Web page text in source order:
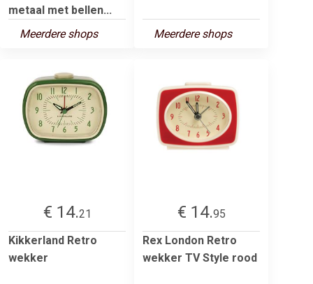
metaal met bellen...
Meerdere shops
Meerdere shops
€ 14.21
Kikkerland Retro
wekker
€ 14.95
Rex London Retro
wekker TV Style rood